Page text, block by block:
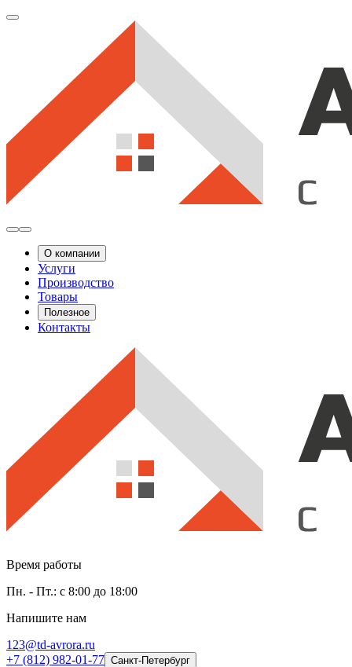
О компании
Услуги
Производство
Товары
Полезное
Контакты
Время работы
Пн. - Пт.: с 8:00 до 18:00
Напишите нам
123@td-avrora.ru
+7 (812) 982-01-77 Санкт-Петербург